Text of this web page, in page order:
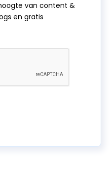
van content &
en gratis